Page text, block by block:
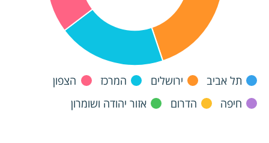
תל אביב ירושלים המרכז
הצפון
חיפה
הדרום אזור יהודה ושומרון